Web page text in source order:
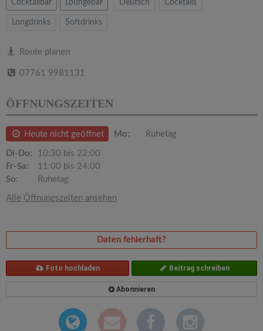
Cocktailbar Loungebar Deutsch Cocktails
Longdrinks Softdrinks
Route planen
07761 9981131
ÖFFNUNGSZEITEN
Heute nicht geöffnet Mo: Ruhetag
Di-Do:
10:30 bis 22:00
Fr-Sa:
11:00 bis 24:00
So:
Ruhetag
Alle Öffnungszeiten ansehen
Daten fehlerhaft?
Foto hochladen Beitrag schreiben
Abonnieren
t
i